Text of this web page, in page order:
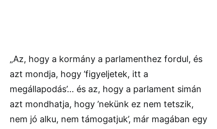
„Az, hogy a kormány a parlamenthez fordul, és
azt mondja, hogy ’figyeljetek, itt a
megállapodás’… és az, hogy a parlament simán
azt mondhatja, hogy ’nekünk ez nem tetszik,
nem jó alku, nem támogatjuk’, már magában egy